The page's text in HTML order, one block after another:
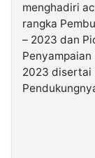
Insight
NTB
Suara
Time
Lens
IDN
Daily
Jogja
Jalan
Rakyat
Idealita
News
Kita
Notice
Dinamikapost.com
Radar
Baru
Seedbacklink
Follow
Kabarbaru
menghadiri
rangka
– 2023 dan
Penyampaian
2023 disertai